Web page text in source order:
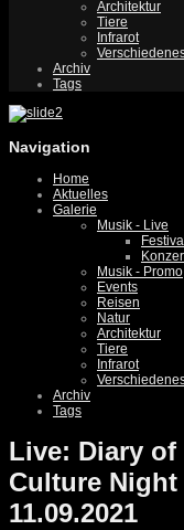
Architektur
Tiere
Infrarot
Archiv
Tags
Navigation
Home
Aktuelles
Galerie
Musik - Live
Musik - Promo
Events
Reisen
Natur
Architektur
Tiere
Infrarot
Archiv
Tags
Live: Diary of
Culture Night
11.09.2021